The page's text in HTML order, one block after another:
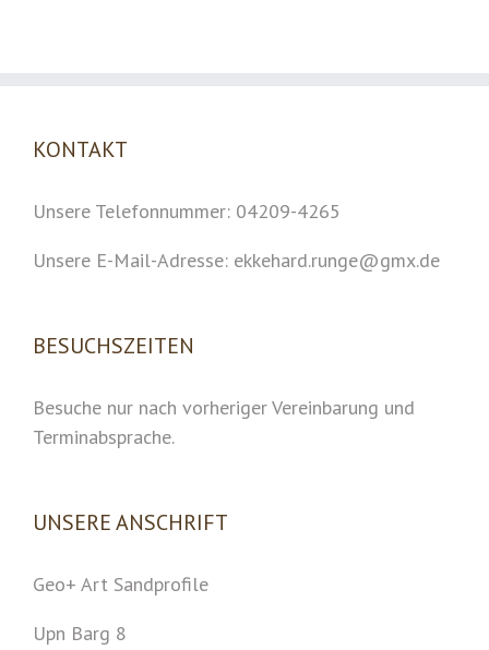
KONTAKT
Unsere Telefonnummer: 04209-4265
Unsere E-Mail-Adresse: ekkehard.runge@gmx.de
BESUCHSZEITEN
Besuche nur nach vorheriger Vereinbarung und
Terminabsprache.
UNSERE ANSCHRIFT
Geo+ Art Sandprofile
Upn Barg 8